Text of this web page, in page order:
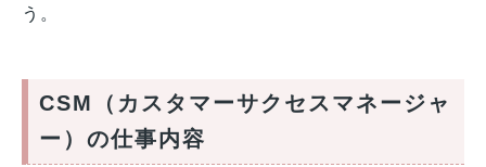
う。
CSM（カスタマーサクセスマネージャ
ー）の仕事内容